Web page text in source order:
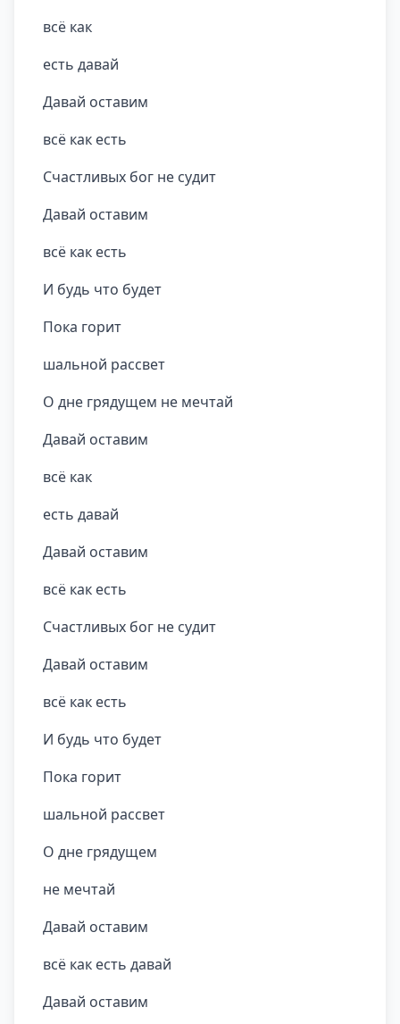
всё как
есть давай
Давай оставим
всё как есть
Счастливых бог не судит
Давай оставим
всё как есть
И будь что будет
Пока горит
шальной рассвет
О дне грядущем не мечтай
Давай оставим
всё как
есть давай
Давай оставим
всё как есть
Счастливых бог не судит
Давай оставим
всё как есть
И будь что будет
Пока горит
шальной рассвет
О дне грядущем
не мечтай
Давай оставим
всё как есть давай
Давай оставим